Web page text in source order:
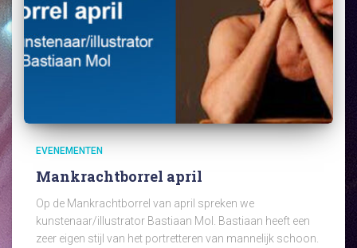
EVENEMENTEN
Mankrachtborrel april
Op de Mankrachtborrel van april spreken we
kunstenaar/illustrator Bastiaan Mol. Bastiaan heeft een
zeer eigen stijl van het portretteren van mannelijk schoon.